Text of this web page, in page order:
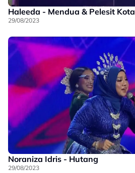
Haleeda - Mendua & Pelesit Kota
29/08/2023
Noraniza Idris - Hutang
29/08/2023